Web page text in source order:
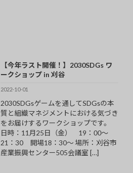
【今年ラスト開催！】2030SDGs ワ
ークショップ in 刈谷
2022-10-01
2030SDGsゲームを通してSDGsの本
質と組織マネジメントにおける気づき
をお届けするワークショップです。
日時：11月25日（金） 19：00～
21：30 開場18：30～ 場所：刈谷市
産業振興センター505会議室 […]